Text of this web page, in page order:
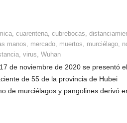
, cuarentena, cubrebocas,
manos, mercado, muertos, murciélago,
, virus, Wuhan
de noviembre de 2020 se presentó el
de 55 de la provincia de Hubei
de murciélagos y pangolines derivó